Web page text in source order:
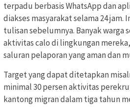
terpadu berbasis WhatsApp dan
diakses masyarakat selama 24 jam.
tulisan sebelumnya. Banyak warga
aktivitas calo di lingkungan
saluran pelaporan yang aman dan
Target yang dapat ditetapkan
minimal 30 persen aktivitas
kantong migran dalam tiga tahun